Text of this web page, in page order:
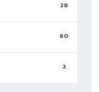
28
60
2